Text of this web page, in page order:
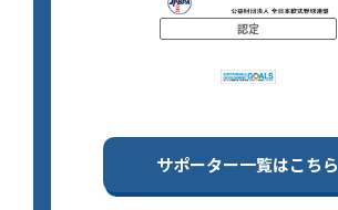
認定
サポーター一覧はこちら